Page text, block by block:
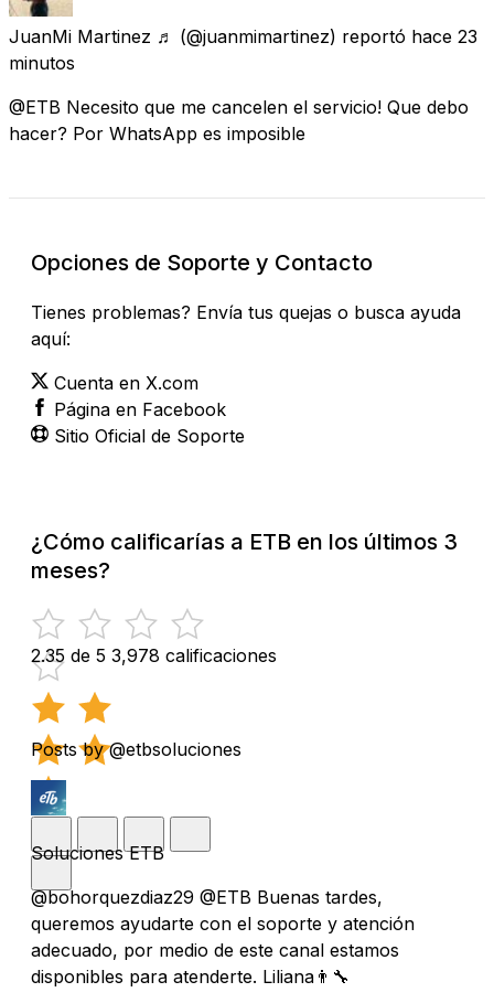
JuanMi Martinez ♬ (@juanmimartinez) reportó hace 23
minutos
@ETB Necesito que me cancelen el servicio! Que debo
hacer? Por WhatsApp es imposible
Opciones de Soporte y Contacto
Tienes problemas? Envía tus quejas o busca ayuda
aquí:
Cuenta en X.com
Página en Facebook
Sitio Oficial de Soporte
¿Cómo calificarías a ETB en los últimos 3
meses?
2.35 de 5 3,978 calificaciones
Posts by @etbsoluciones
Soluciones ETB
@bohorquezdiaz29 @ETB Buenas tardes,
queremos ayudarte con el soporte y atención
adecuado, por medio de este canal estamos
disponibles para atenderte. Liliana👨‍🔧